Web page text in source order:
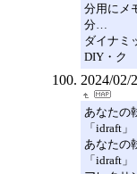
分用にメ
分…
ダイナミ
DIY・ク
2024/02/
あなたの
「idraft」
あなたの
「idraft」